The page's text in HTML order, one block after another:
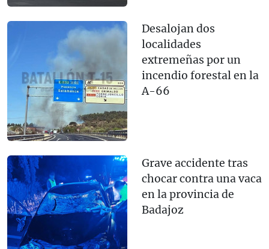
Desalojan dos
localidades
extremeñas por un
incendio forestal en la
A-66
Grave accidente tras
chocar contra una vaca
en la provincia de
Badajoz